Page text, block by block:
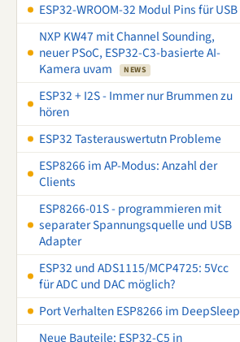
ESP32-WROOM-32 Modul Pins für USB
NXP KW47 mit Channel Sounding,
neuer PSoC, ESP32-C3-basierte AI-
Kamera uvam
NEWS
ESP32 + I2S - Immer nur Brummen zu
hören
ESP32 Tasterauswertutn Probleme
ESP8266 im AP-Modus: Anzahl der
Clients
ESP8266-01S - programmieren mit
separater Spannungsquelle und USB
Adapter
ESP32 und ADS1115/MCP4725: 5Vcc
für ADC und DAC möglich?
Port Verhalten ESP8266 im DeepSleep
Neue Bauteile: ESP32-C5 in